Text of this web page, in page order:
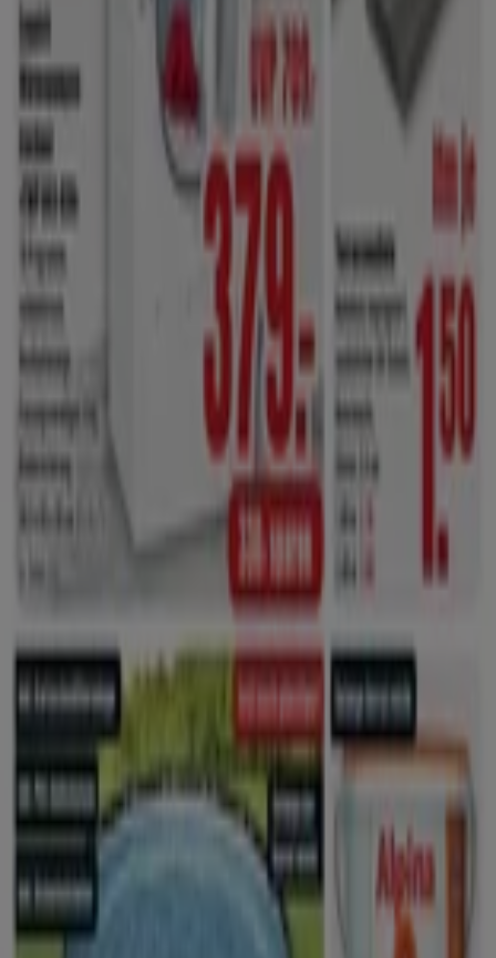
Andere Unternehmen der Kategorie
Baumärkte und Gartencenter in
Hannover
Finde Hellweg Kataloge in deiner
Stadt
Hellweg in Berlin Hellweg in Essen
Hellweg in Leipzig
Hellweg in Dortmund
Hellweg in Duisburg
Hellweg
Hellweg in Bad Nenndorf
Hellweg in
Wolfenbüttel
Hellweg in Bielefeld
Schneller Blick auf Hellweg
Angebote in Hannover
Kategorie: Baumärkte und Gartencenter
Prospekte und Angebote von
Hellweg in Hannover
Hellweg ist eine Baumarkt-Handelskettedie in 90 Filialen
Tausende von
Artikeln für Haus und Garten
Filialen ist auch ein
vorhanden, wo du alles für
dein Haustier finden kannst. Sieh dich jetzt gleich unter der
Angebote und Prospekte nach der am nächsten
gelegenen Filiale um und achte auf aktuelle Aktionen
Mehr Information über Hellweg
Tiendeo ist Teil von Shopfully, dem Tech-Unternehmen,
das das lokale Einkaufen weltweit neu erfindet.